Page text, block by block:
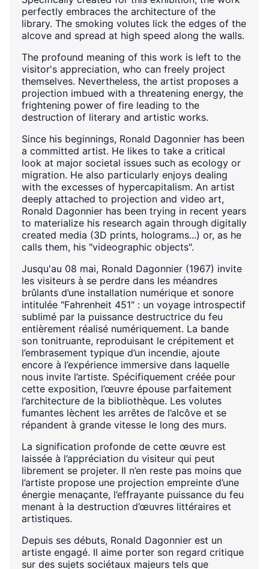
perfectly embraces the architecture of the
library. The smoking volutes lick the edges of the
alcove and spread at high speed along the walls.
The profound meaning of this work is left to the
visitor's appreciation, who can freely project
themselves. Nevertheless, the artist proposes a
projection imbued with a threatening energy, the
frightening power of fire leading to the
destruction of literary and artistic works.
Since his beginnings, Ronald Dagonnier has been
a committed artist. He likes to take a critical
look at major societal issues such as ecology or
migration. He also particularly enjoys dealing
with the excesses of hypercapitalism. An artist
deeply attached to projection and video art,
Ronald Dagonnier has been trying in recent years
to materialize his research again through digitally
created media (3D prints, holograms...) or, as he
calls them, his "videographic objects".
Jusqu'au 08 mai, Ronald Dagonnier (1967) invite
les visiteurs à se perdre dans les méandres
brûlants d’une installation numérique et sonore
intitulée "Fahrenheit 451" : un voyage introspectif
sublimé par la puissance destructrice du feu
entièrement réalisé numériquement. La bande
son tonitruante, reproduisant le crépitement et
l’embrasement typique d’un incendie, ajoute
encore à l’expérience immersive dans laquelle
nous invite l’artiste. Spécifiquement créée pour
cette exposition, l’œuvre épouse parfaitement
l’architecture de la bibliothèque. Les volutes
fumantes lèchent les arrêtes de l’alcôve et se
répandent à grande vitesse le long des murs.
La signification profonde de cette œuvre est
laissée à l’appréciation du visiteur qui peut
librement se projeter. Il n’en reste pas moins que
l’artiste propose une projection empreinte d’une
énergie menaçante, l’effrayante puissance du feu
menant à la destruction d’œuvres littéraires et
artistiques.
Depuis ses débuts, Ronald Dagonnier est un
artiste engagé. Il aime porter son regard critique
sur des sujets sociétaux majeurs tels que